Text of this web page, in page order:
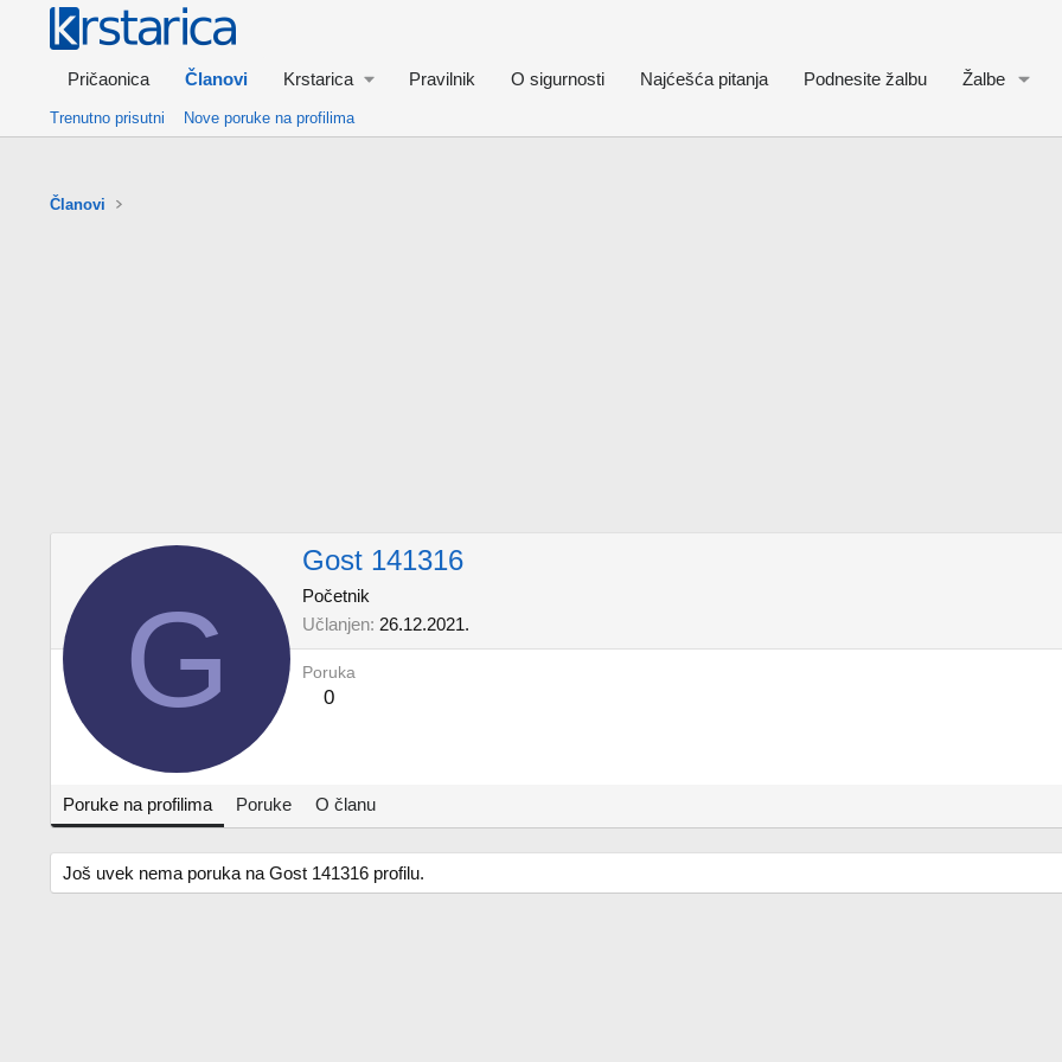
Pričaonica Članovi Krstarica Pravilnik O sigurnosti Najćešća pitanja Podnesite žalbu Žalbe
Trenutno prisutni Nove poruke na profilima
Članovi
G
Gost 141316
Početnik
Učlanjen 26.12.2021.
Poruka
0
Poruke na profilima Poruke O članu
Još uvek nema poruka na Gost 141316 profilu.